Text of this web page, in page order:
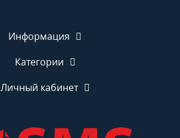
Информация
Категории
Личный кабинет